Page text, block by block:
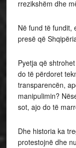
rrezikshëm dhe
Në fund të fundit,
presë që
Pyetja që
do të përdoret
transparencën,
manipulimin?
sot, ajo do të
Dhe historia ka
protestojnë dhe